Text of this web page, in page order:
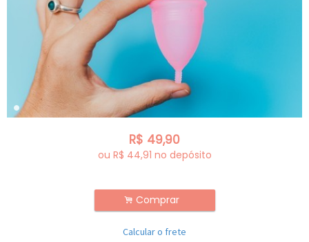
R$ 49,90
ou R$ 44,91 no depósito
. Comprar
Calcular o frete